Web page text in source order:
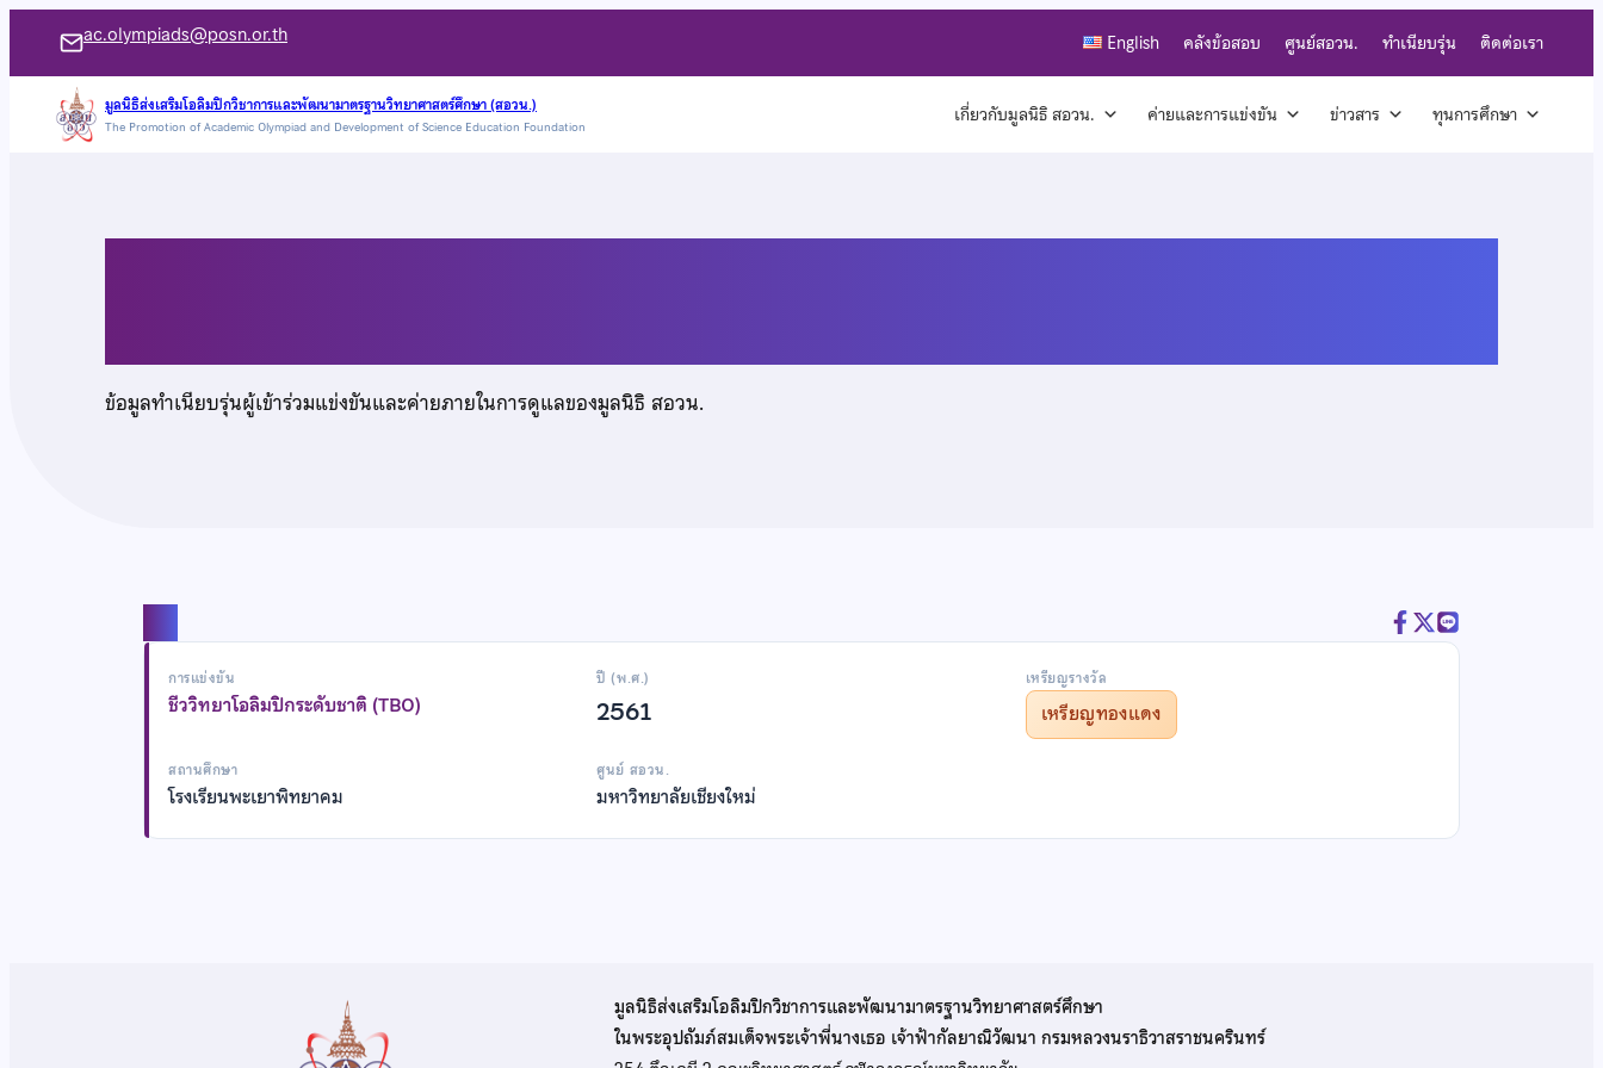
เนื้อหา
ac.olympiads@posn.or.th English คลังข้อสอบ ศูนย์สอวน. ทำเนียบรุ่น ติดต่อเรา
มูลนิธิส่งเสริมโอลิมปิกวิชาการและพัฒนามาตรฐานวิทยาศาสตร์ศึกษา (สอวน.)
The Promotion of Academic Olympiad and Development of Science Education Foundation เกี่ยวกับมูลนิธิ สอวน. ค่ายและการแข่งขัน ข่าวสาร ทุนการศึกษา
ข้อมูลทำเนียบรุ่นผู้เข้าร่วมแข่งขันและค่ายภายในการดูแลของมูลนิธิ สอวน.
การแข่งขัน
ชีววิทยาโอลิมปิกระดับชาติ (TBO)
ปี (พ.ศ.)
2561
เหรียญรางวัล
เหรียญทองแดง
สถานศึกษา
โรงเรียนพะเยาพิทยาคม
ศูนย์ สอวน.
มหาวิทยาลัยเชียงใหม่
มูลนิธิส่งเสริมโอลิมปิกวิชาการและพัฒนามาตรฐานวิทยาศาสตร์ศึกษา
ในพระอุปถัมภ์สมเด็จพระเจ้าพี่นางเธอ เจ้าฟ้ากัลยาณิวัฒนา กรมหลวงนราธิวาสราชนครินทร์